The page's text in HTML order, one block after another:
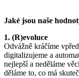
Jaké jsou naše
1. (R)evoluce
Odvážně kráčíme
digitalizujeme a
nejlepší a neděláme
děláme to, co má